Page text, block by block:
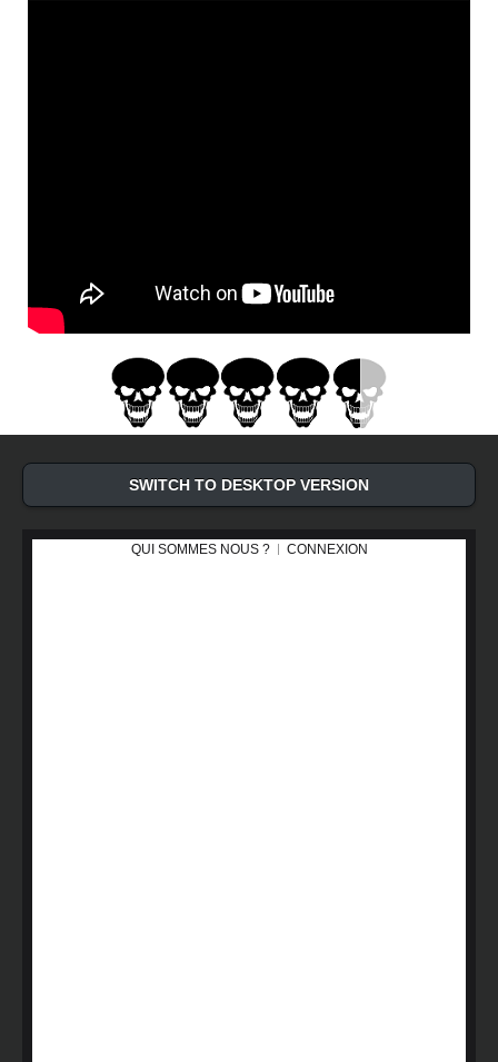
SWITCH TO DESKTOP VERSION
QUI SOMMES NOUS ? CONNEXION